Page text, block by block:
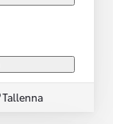
Tallenna